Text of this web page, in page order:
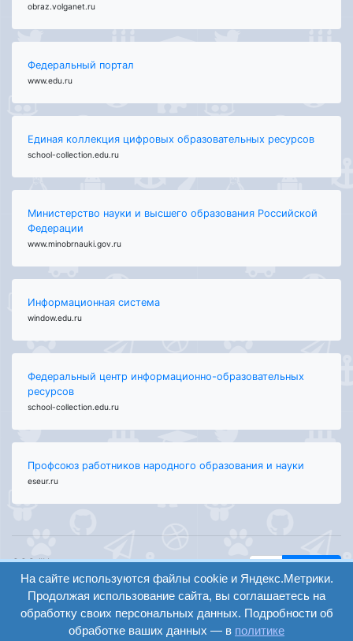
obraz.volganet.ru
Федеральный портал
www.edu.ru
Единая коллекция цифровых образовательных ресурсов
school-collection.edu.ru
Министерство науки и высшего образования Российской
Федерации
www.minobrnauki.gov.ru
Информационная система
window.edu.ru
Федеральный центр информационно-образовательных
ресурсов
school-collection.edu.ru
Профсоюз работников народного образования и науки
eseur.ru
ООО "Центр
образования и
консалтинга"
Волгоград 2008-
2026
вход
регистрация
Версия
сайта для
На сайте используются файлы cookie и Яндекс.Метрики.
Продолжая использование сайта, вы соглашаетесь на
обработку своих персональных данных. Подробности об
обработке ваших данных — в политике